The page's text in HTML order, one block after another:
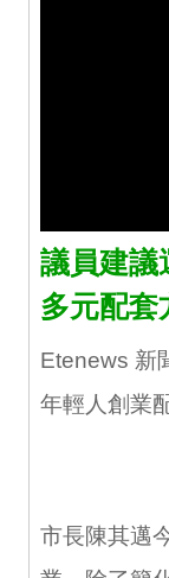
議員建議
多元配套
Etenews 新
年輕人創業
市長陳其邁